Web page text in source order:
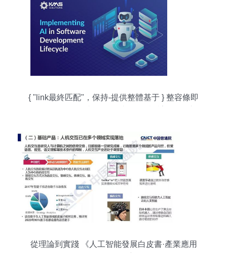
{ "link最終匹配"，保持-提供整體基于 } 整容條即
從理論到實踐 《人工智能發展白皮書·產業應用